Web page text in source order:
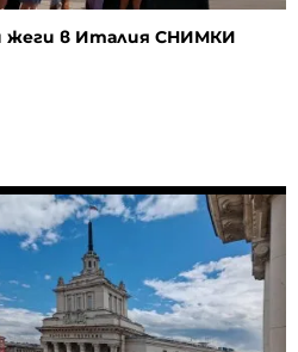
жеги в Италия СНИМКИ